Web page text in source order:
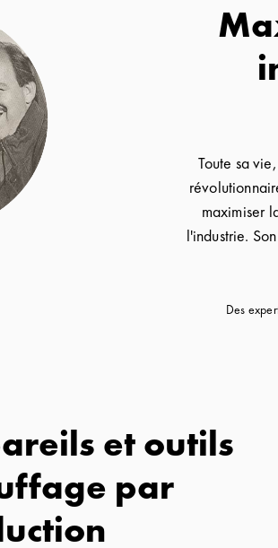
Toute sa
maximiser
l'industrie.
Des
et outils
par